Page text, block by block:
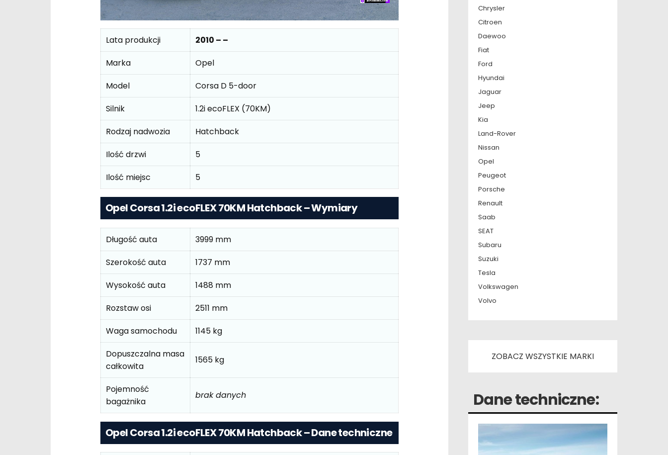
Lata produkcji
2010 – –
Marka
Opel
Model
Corsa D 5-door
Silnik
1.2i ecoFLEX (70KM)
Rodzaj nadwozia
Hatchback
Ilość drzwi
5
Ilość miejsc
5
Opel Corsa 1.2i ecoFLEX 70KM Hatchback – Wymiary
Długość auta
3999 mm
Szerokość auta
1737 mm
Wysokość auta
1488 mm
Rozstaw osi
2511 mm
Waga samochodu
1145 kg
Dopuszczalna masa
całkowita
1565 kg
Pojemność
bagażnika
brak danych
Opel Corsa 1.2i ecoFLEX 70KM Hatchback – Dane techniczne
Chrysler
Citroen
Daewoo
Fiat
Ford
Hyundai
Jaguar
Jeep
Kia
Land-Rover
Nissan
Opel
Peugeot
Porsche
Renault
Saab
SEAT
Subaru
Suzuki
Tesla
Volkswagen
Volvo
ZOBACZ WSZYSTKIE MARKI
Dane techniczne: